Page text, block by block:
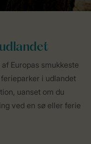
Europas smukkeste
i udlandet
uanset om du
ved en sø eller ferie